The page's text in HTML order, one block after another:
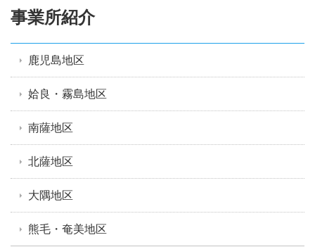
事業所紹介
鹿児島地区
姶良・霧島地区
南薩地区
北薩地区
大隅地区
熊毛・奄美地区